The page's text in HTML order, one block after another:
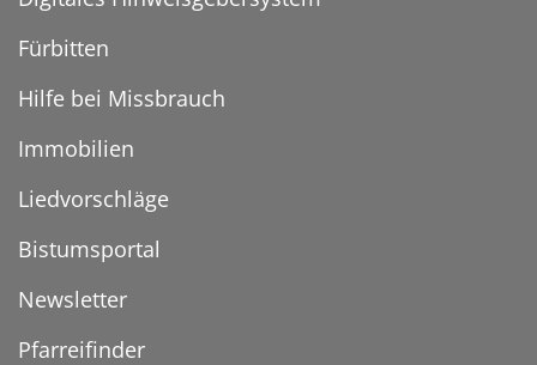
Fürbitten
Hilfe bei Missbrauch
Immobilien
Liedvorschläge
Bistumsportal
Newsletter
Pfarreifinder